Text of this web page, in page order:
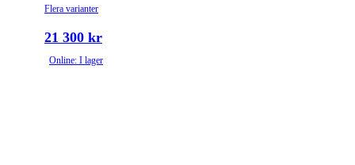
Flera varianter
21 300 kr
Online: I lager